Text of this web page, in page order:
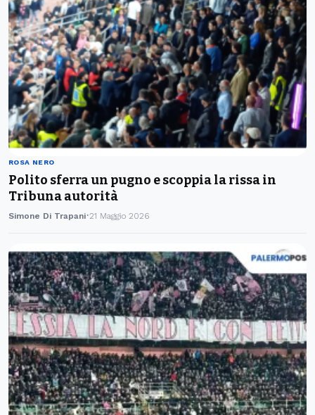
ROSA NERO
Polito sferra un pugno e scoppia la rissa in
Tribuna autorità
Simone Di Trapani 21 Maggio 2026